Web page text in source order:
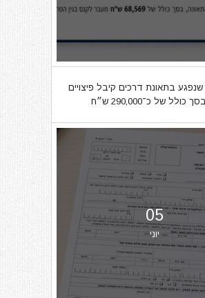
שנפגע בתאונת דרכים קיבל פיצויים
של כ־290,000 ש״ח
05
יוני